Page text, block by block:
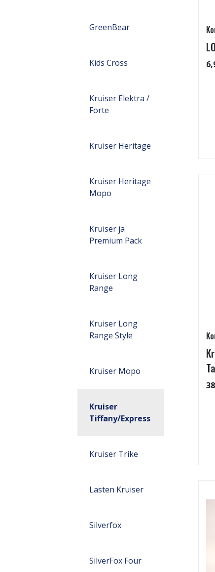
GreenBear
Kids Cross
Kruiser Elektra /
Forte
Kruiser Heritage
Kruiser Heritage
Mopo
Kruiser ja
Premium Pack
Kruiser Long
Range
Kruiser Long
Range Style
Kruiser Mopo
Kruiser
Tiffany/Express
Kruiser Trike
Lasten Kruiser
Silverfox
SilverFox Four